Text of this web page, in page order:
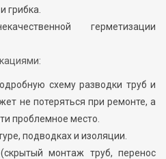
грибка.
герметизации
схему разводки труб и
не потеряться при ремонте, а
проблемное место.
подводках и изоляции.
монтаж труб, перенос